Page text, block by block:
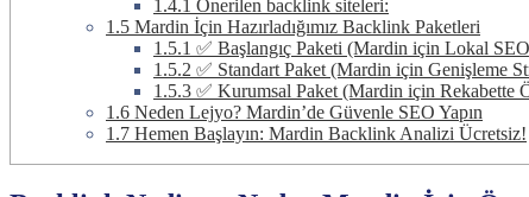
1.4.1 Önerilen backlink siteleri:
1.5 Mardin İçin Hazırladığımız Backlink Paketleri
1.5.1 ✅ Başlangıç Paketi (Mardin için Lokal
1.5.2 ✅ Standart Paket (Mardin için Genişleme
1.5.3 ✅ Kurumsal Paket (Mardin için Rekabette
1.6 Neden Lejyo? Mardin’de Güvenle SEO Yapın
1.7 Hemen Başlayın: Mardin Backlink Analizi Ücretsiz!